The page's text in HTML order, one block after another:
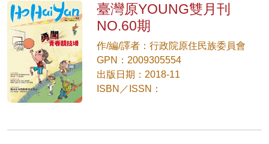
臺灣原YOUNG雙月刊
NO.60期
作/編/譯者：行政院原住民族委員會
GPN：2009305554
出版日期：2018-11
ISBN／ISSN：